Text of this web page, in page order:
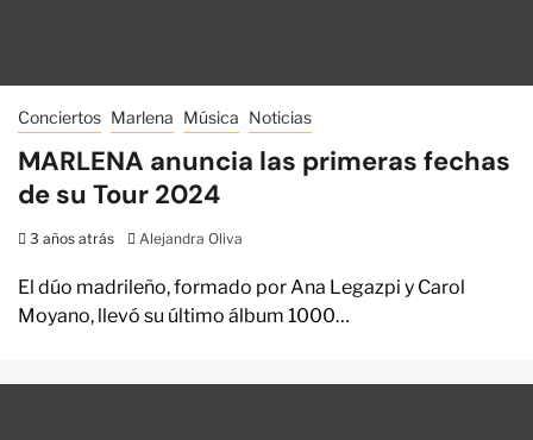
Conciertos Marlena Música Noticias
MARLENA anuncia las primeras fechas
de su Tour 2024
3 años atrás Alejandra Oliva
El dúo madrileño, formado por Ana Legazpi y Carol
Moyano, llevó su último álbum 1000…